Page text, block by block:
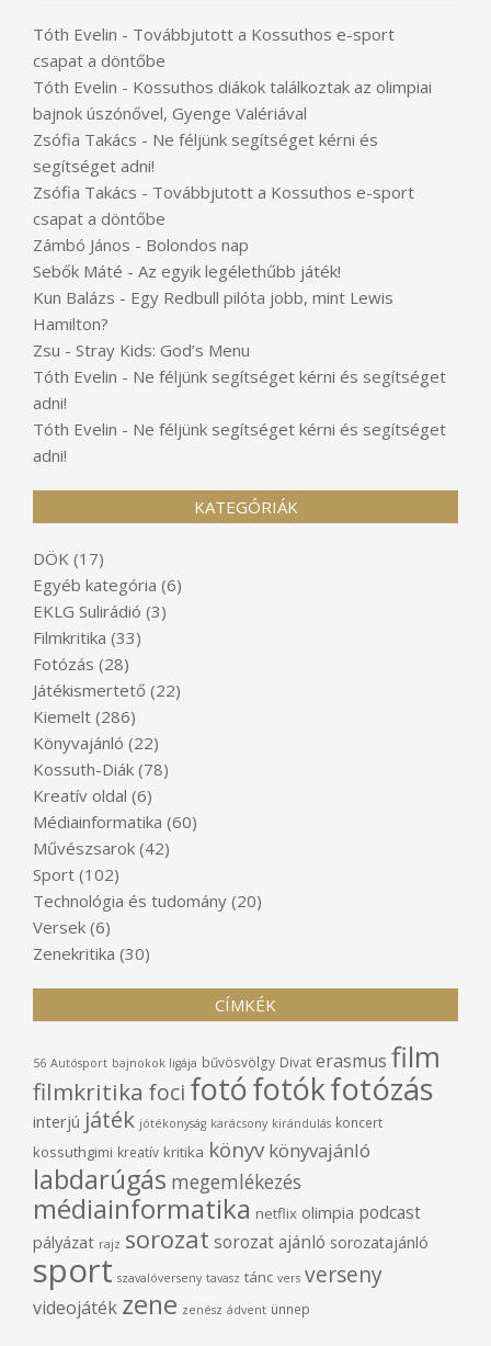
Tóth Evelin - Továbbjutott a Kossuthos e-sport
csapat a döntőbe
Tóth Evelin - Kossuthos diákok találkoztak az olimpiai
bajnok úszónővel, Gyenge Valériával
Zsófia Takács - Ne féljünk segítséget kérni és
segítséget adni!
Zsófia Takács - Továbbjutott a Kossuthos e-sport
csapat a döntőbe
Zámbó János - Bolondos nap
Sebők Máté - Az egyik legélethűbb játék!
Kun Balázs - Egy Redbull pilóta jobb, mint Lewis
Hamilton?
Zsu - Stray Kids: God’s Menu
Tóth Evelin - Ne féljünk segítséget kérni és segítséget
adni!
Tóth Evelin - Ne féljünk segítséget kérni és segítséget
adni!
KATEGÓRIÁK
DÖK (17)
Egyéb kategória (6)
EKLG Sulirádió (3)
Filmkritika (33)
Fotózás (28)
Játékismertető (22)
Kiemelt (286)
Könyvajánló (22)
Kossuth-Diák (78)
Kreatív oldal (6)
Médiainformatika (60)
Művészsarok (42)
Sport (102)
Technológia és tudomány (20)
Versek (6)
Zenekritika (30)
CÍMKÉK
56 Autósport bajnokok ligája bűvösvölgy Divat erasmus film
filmkritika foci fotófotókfotózás
interjú játék jótékonyság karácsony kirándulás koncert
kossuthgimi kreatív kritika könyv könyvajánló
labdarúgás megemlékezés
médiainformatika netflix olimpia podcast
pályázat rajz sorozat sorozat ajánló sorozatajánló
sport szavalóverseny tavasz tánc vers verseny
videojáték zene zenész ádvent ünnep